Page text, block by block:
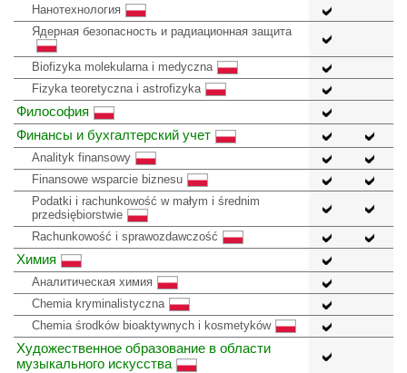
Нанотехнология
Ядерная безопасность и радиационная защита
Biofizyka molekularna i medyczna
Fizyka teoretyczna i astrofizyka
Философия
Финансы и бухгалтерский учет
Analityk finansowy
Finansowe wsparcie biznesu
Podatki i rachunkowość w małym i średnim
przedsiębiorstwie
Rachunkowość i sprawozdawczość
Химия
Аналитическая химия
Chemia kryminalistyczna
Chemia środków bioaktywnych i kosmetyków
Художественное образование в области
музыкального искусства